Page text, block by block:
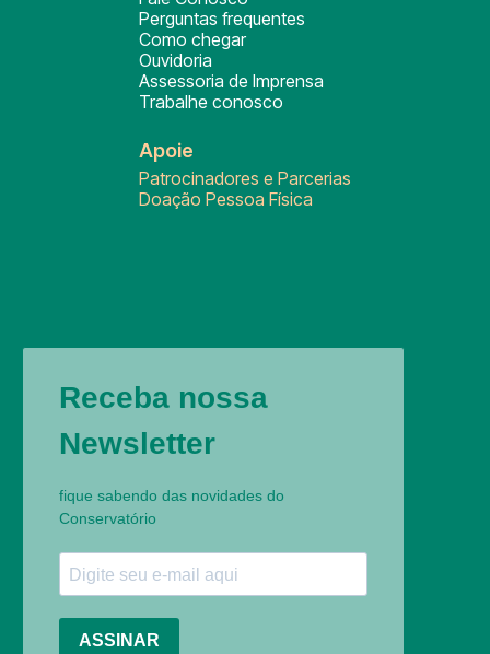
Perguntas frequentes
Como chegar
Ouvidoria
Assessoria de Imprensa
Trabalhe conosco
Apoie
Patrocinadores e Parcerias
Doação Pessoa Física